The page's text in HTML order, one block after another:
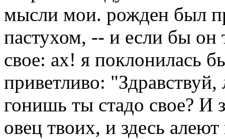
мысли мои. рожден был
пастухом, -- и если бы он
свое: ах! я поклонилась
приветливо:
гонишь ты стадо свое? И
овец твоих, и здесь